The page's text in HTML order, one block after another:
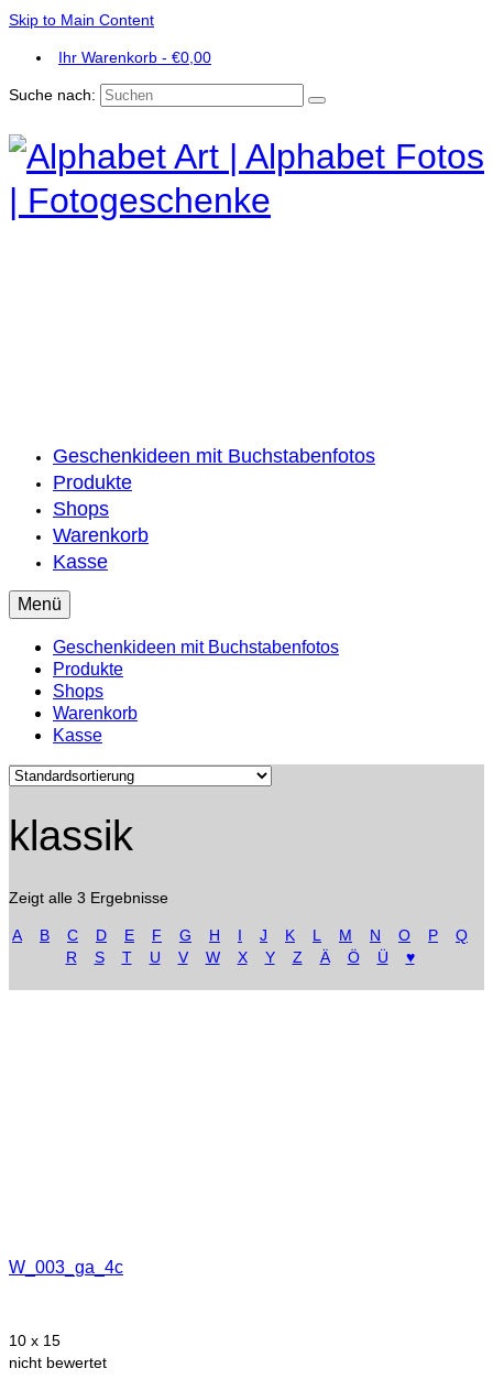
Skip to Main Content
Ihr Warenkorb - €0,00
Suche nach:
Geschenkideen mit Buchstabenfotos
Produkte
Shops
Warenkorb
Kasse
Menü
Geschenkideen mit Buchstabenfotos
Produkte
Shops
Warenkorb
Kasse
klassik
Zeigt alle 3 Ergebnisse
A B C D E F G H I J K L M N O P
Q
R
S T U V W X Y Z Ä Ö Ü ♥
W_003_ga_4c
10 x 15
nicht bewertet